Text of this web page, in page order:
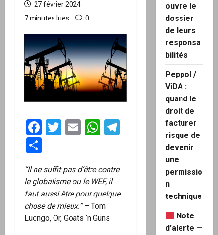
27 février 2024
7 minutes lues
0
Facebook
Twitter
EmailWhatsApp
Telegram
“Il ne suffit pas d’être contre
le globalisme ou le WEF, il
faut aussi être pour quelque
chose de mieux.”– Tom
Luongo, Or, Goats ‘n Guns
ouvre le
dossier
de leurs
responsa
bilités
Peppol /
ViDA :
quand le
droit de
facturer
risque de
devenir
une
permissio
n
technique
Note
d’alerte —